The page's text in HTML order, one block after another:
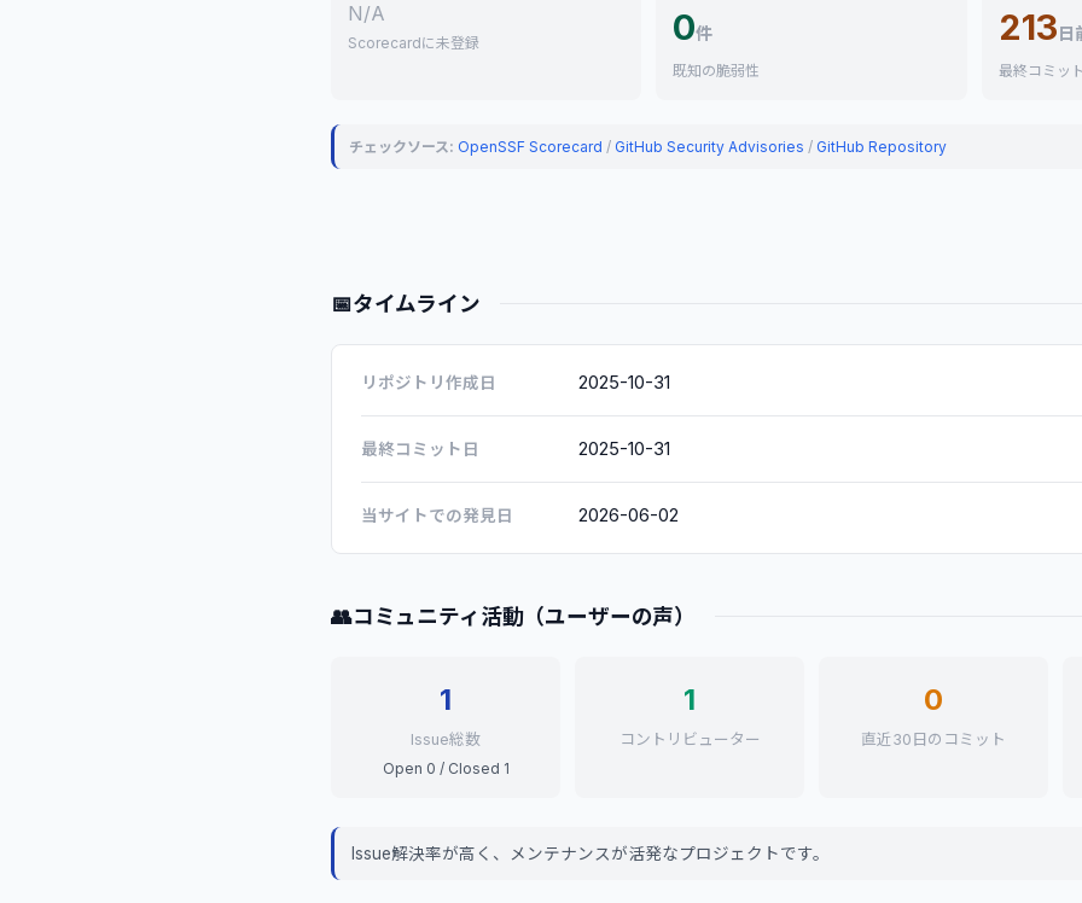
N/A
Scorecardに未登録 0件
既知の脆弱性
213日
最終コミット
チェックソース: OpenSSF Scorecard / GitHub Security Advisories / GitHub Repository
📅タイムライン
リポジトリ作成日 2025-10-31
最終コミット日 2025-10-31
当サイトでの発見日 2026-06-02
👥コミュニティ活動（ユーザーの声）
1
Issue総数
Open 0 / Closed 1
1
コントリビューター
0
直近30日のコミット
Issue解決率が高く、メンテナンスが活発なプロジェクトです。